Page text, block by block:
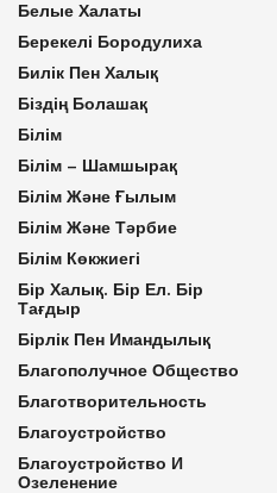
Белые Халаты
Берекелі Бородулиха
Билік Пен Халық
Біздің Болашақ
Білім
Білім – Шамшырақ
Білім Және Ғылым
Білім Және Тәрбие
Білім Көкжиегі
Бір Халық. Бір Ел. Бір
Тағдыр
Бірлік Пен Имандылық
Благополучное Общество
Благотворительность
Благоустройство
Благоустройство И
Озеленение